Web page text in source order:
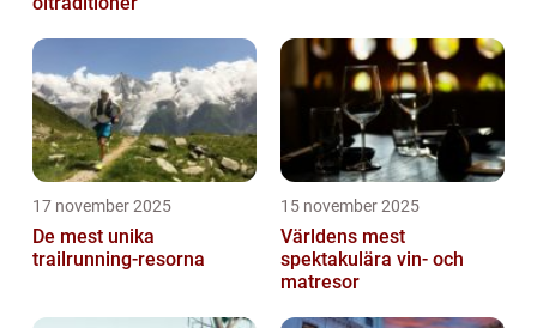
17 november 2025
De mest unika
trailrunning-resorna
15 november 2025
Världens mest
spektakulära vin- och
matresor